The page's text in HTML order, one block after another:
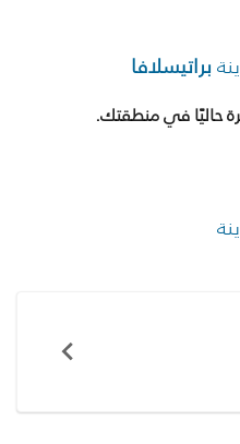
براتيسلافا
حاليًا في منطقتك.